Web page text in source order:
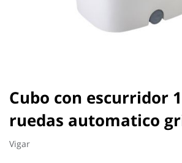
Cubo con escurridor
ruedas automatico
Vigar
Saltar
al
comienzo
de
la
galería